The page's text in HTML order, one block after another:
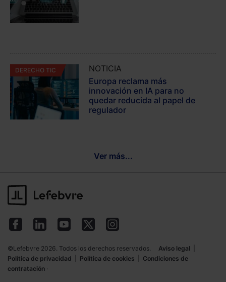
DERECHO TIC
NOTICIA
Europa reclama más
innovación en IA para no
quedar reducida al papel de
regulador
Ver más...
©Lefebvre 2026. Todos los derechos reservados. Aviso legal
Política de privacidad
Política de cookies
Condiciones de
contratación ·